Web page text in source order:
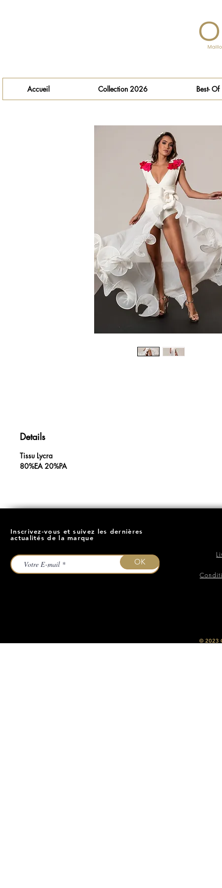
Accueil Collection 2026 Best- Of
Details
Tissu Lycra
80%EA 20%PA
Inscrivez-vous et suivez les dernières
actualités de la marque
OK
​© 2023